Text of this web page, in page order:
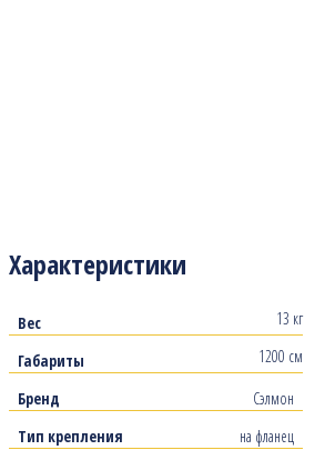
Характеристики
Вес
13 кг
Габариты
1200 см
Бренд
Сэлмон
Тип крепления
на фланец